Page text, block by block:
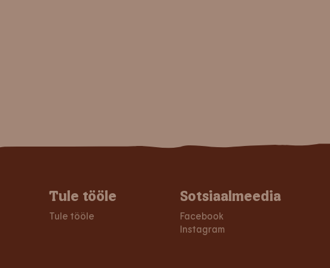
Tule tööle
Tule tööle
Sotsiaalmeedia
Facebook
Instagram